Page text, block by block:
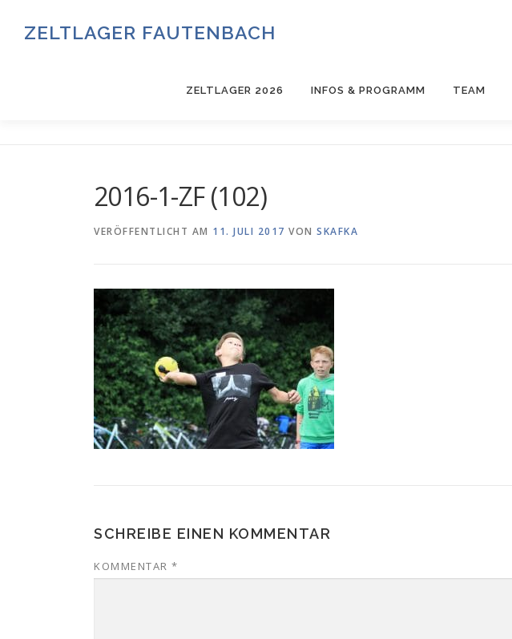
InhaltZELTLAGER FAUTENBACH
ZELTLAGER 2026 INFOS & PROGRAMM TEAM
2016-1-ZF (102)
VERÖFFENTLICHT AM 11. JULI 2017 VON SKAFKA
SCHREIBE EINEN KOMMENTAR
KOMMENTAR *